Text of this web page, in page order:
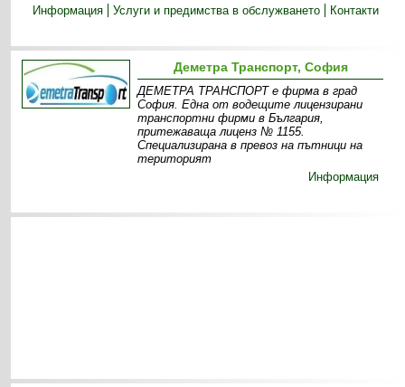
Информация
Услуги и предимства в обслужването Контакти
Деметра Транспорт, София
ДЕМЕТРА ТРАНСПОРТ е фирма в град
София. Една от водещите лицензирани
транспортни фирми в България,
притежаваща лиценз № 1155.
Специализирана в превоз на пътници на
територият
Информация